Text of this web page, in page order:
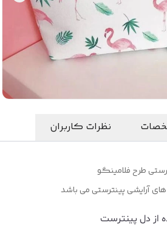
نظرات کاربران
طرح فلامینگو
آرایشی پینترستی می باشد
از دل پینترست